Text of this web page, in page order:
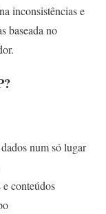
inconsistências e
baseada no
num só lugar
e conteúdos